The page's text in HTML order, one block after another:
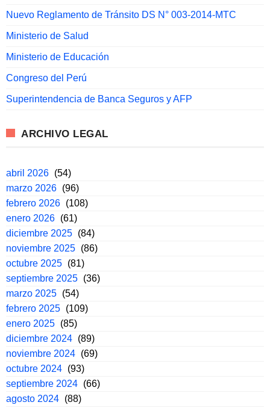
Nuevo Reglamento de Tránsito DS N° 003-2014-MTC
Ministerio de Salud
Ministerio de Educación
Congreso del Perú
Superintendencia de Banca Seguros y AFP
ARCHIVO LEGAL
abril 2026 (54)
marzo 2026 (96)
febrero 2026 (108)
enero 2026 (61)
diciembre 2025 (84)
noviembre 2025 (86)
octubre 2025 (81)
septiembre 2025 (36)
marzo 2025 (54)
febrero 2025 (109)
enero 2025 (85)
diciembre 2024 (89)
noviembre 2024 (69)
octubre 2024 (93)
septiembre 2024 (66)
agosto 2024 (88)